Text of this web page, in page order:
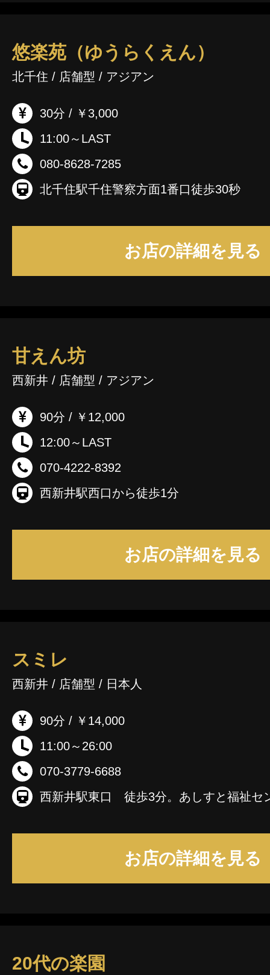
悠楽苑（ゆうらくえん）
北千住 / 店舗型 / アジアン
30分 / ￥3,000
11:00～LAST
080-8628-7285
北千住駅千住警察方面1番口徒歩30秒
お店の詳細を見る
甘えん坊
西新井 / 店舗型 / アジアン
90分 / ￥12,000
12:00～LAST
070-4222-8392
西新井駅西口から徒歩1分
お店の詳細を見る
スミレ
西新井 / 店舗型 / 日本人
90分 / ￥14,000
11:00～26:00
070-3779-6688
西新井駅東口 徒歩3分。あしすと福祉セ
お店の詳細を見る
20代の楽園